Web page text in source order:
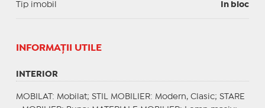
Tip imobil In bloc
INFORMAŢII UTILE
INTERIOR
MOBILAT : Mobilat; STIL MOBILIER: Modern, Clasic; STARE